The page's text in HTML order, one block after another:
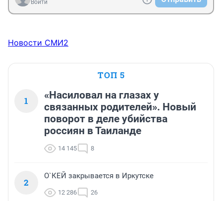
Войти
Новости СМИ2
ТОП 5
1
«Насиловал на глазах у
связанных родителей». Новый
поворот в деле убийства
россиян в Таиланде
14 145 8
2
О`КЕЙ закрывается в Иркутске
12 286 26